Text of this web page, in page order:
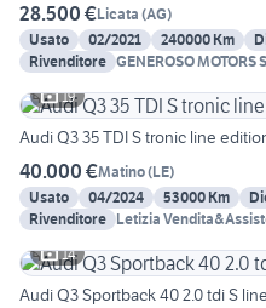
28.500 €Licata (AG)
Usato
02/2021 240000 Km
Rivenditore GENEROSO MOTORS
19
Audi Q3 35 TDI S tronic line
40.000 €Matino(LE)
Usato
04/2024 53000 Km
Rivenditore Letizia
14
Audi Q3 Sportback 40 2.0 tdi S